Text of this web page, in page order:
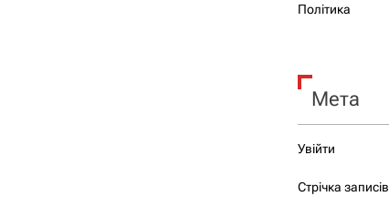
Політика
Мета
Увійти
Стрічка записів